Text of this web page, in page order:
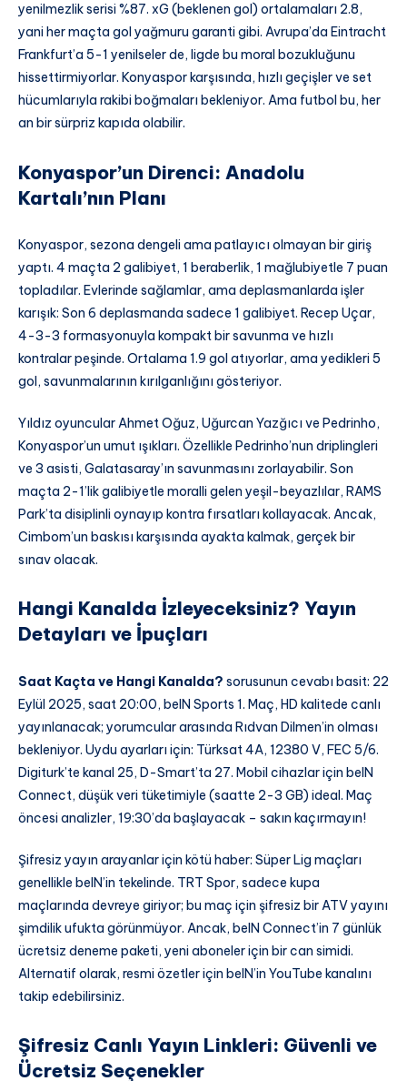
yenilmezlik serisi %87. xG (beklenen gol) ortalamaları 2.8,
yani her maçta gol yağmuru garanti gibi. Avrupa’da Eintracht
Frankfurt’a 5-1 yenilseler de, ligde bu moral bozukluğunu
hissettirmiyorlar. Konyaspor karşısında, hızlı geçişler ve set
hücumlarıyla rakibi boğmaları bekleniyor. Ama futbol bu, her
an bir sürpriz kapıda olabilir.
Konyaspor’un Direnci: Anadolu
Kartalı’nın Planı
Konyaspor, sezona dengeli ama patlayıcı olmayan bir giriş
yaptı. 4 maçta 2 galibiyet, 1 beraberlik, 1 mağlubiyetle 7 puan
topladılar. Evlerinde sağlamlar, ama deplasmanlarda işler
karışık: Son 6 deplasmanda sadece 1 galibiyet. Recep Uçar,
4-3-3 formasyonuyla kompakt bir savunma ve hızlı
kontralar peşinde. Ortalama 1.9 gol atıyorlar, ama yedikleri 5
gol, savunmalarının kırılganlığını gösteriyor.
Yıldız oyuncular Ahmet Oğuz, Uğurcan Yazğıcı ve Pedrinho,
Konyaspor’un umut ışıkları. Özellikle Pedrinho’nun driplingleri
ve 3 asisti, Galatasaray’ın savunmasını zorlayabilir. Son
maçta 2-1’lik galibiyetle moralli gelen yeşil-beyazlılar, RAMS
Park’ta disiplinli oynayıp kontra fırsatları kollayacak. Ancak,
Cimbom’un baskısı karşısında ayakta kalmak, gerçek bir
sınav olacak.
Hangi Kanalda İzleyeceksiniz? Yayın
Detayları ve İpuçları
Saat Kaçta ve Hangi Kanalda? sorusunun cevabı basit: 22
Eylül 2025, saat 20:00, beIN Sports 1. Maç, HD kalitede canlı
yayınlanacak; yorumcular arasında Rıdvan Dilmen’in olması
bekleniyor. Uydu ayarları için: Türksat 4A, 12380 V, FEC 5/6.
Digiturk’te kanal 25, D-Smart’ta 27. Mobil cihazlar için beIN
Connect, düşük veri tüketimiyle (saatte 2-3 GB) ideal. Maç
öncesi analizler, 19:30’da başlayacak – sakın kaçırmayın!
Şifresiz yayın arayanlar için kötü haber: Süper Lig maçları
genellikle beIN’in tekelinde. TRT Spor, sadece kupa
maçlarında devreye giriyor; bu maç için şifresiz bir ATV yayını
şimdilik ufukta görünmüyor. Ancak, beIN Connect’in 7 günlük
ücretsiz deneme paketi, yeni aboneler için bir can simidi.
Alternatif olarak, resmi özetler için beIN’in YouTube kanalını
takip edebilirsiniz.
Şifresiz Canlı Yayın Linkleri: Güvenli ve
Ücretsiz Seçenekler